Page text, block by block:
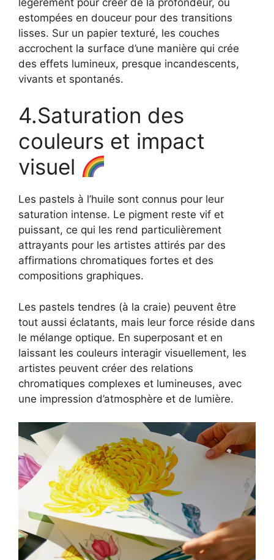
estompées en douceur pour des transitions
lisses. Sur un papier texturé, les couches
accrochent la surface d’une manière qui crée
des effets lumineux, presque incandescents,
vivants et spontanés.
4.Saturation des
couleurs et impact
visuel
Les pastels à l’huile sont connus pour leur
saturation intense. Le pigment reste vif et
puissant, ce qui les rend particulièrement
attrayants pour les artistes attirés par des
affirmations chromatiques fortes et des
compositions graphiques.
Les pastels tendres (à la craie) peuvent être
tout aussi éclatants, mais leur force réside dans
le mélange optique. En superposant et en
laissant les couleurs interagir visuellement, les
artistes peuvent créer des relations
chromatiques complexes et lumineuses, avec
une impression d’atmosphère et de lumière.